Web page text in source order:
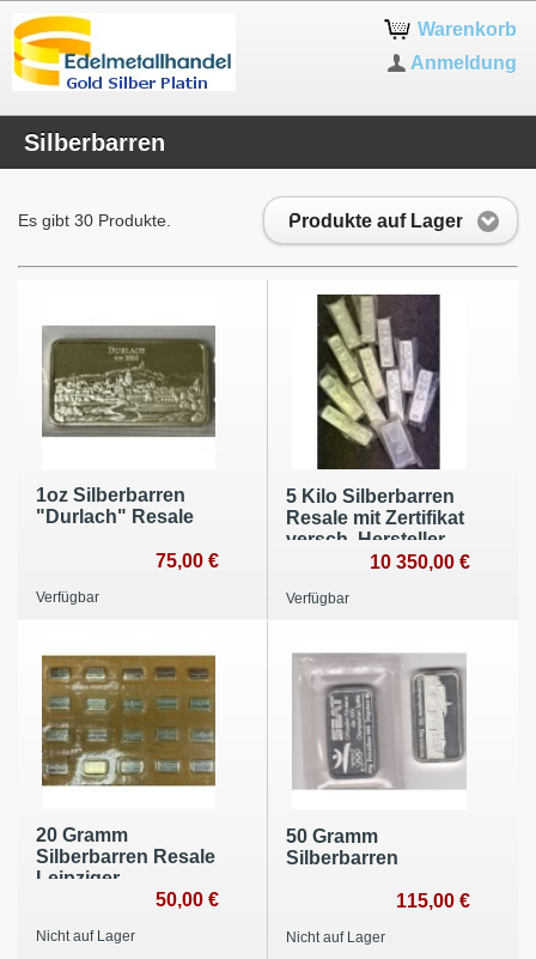
Warenkorb
Anmeldung
Silberbarren
Produkte auf Lager
Es gibt 30 Produkte.
1oz Silberbarren
"Durlach" Resale
75,00 €
Verfügbar
5 Kilo Silberbarren
Resale mit Zertifikat
versch. Hersteller
10 350,00 €
Verfügbar
20 Gramm
Silberbarren Resale
Leipziger
Edelmetallverarbeitung
50,00 €
Nicht auf Lager
50 Gramm
Silberbarren
115,00 €
Nicht auf Lager